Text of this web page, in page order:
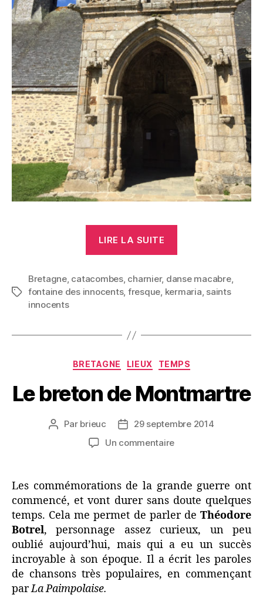
LIRE LA SUITE
Étiquettes
Bretagne, catacombes, charnier, danse macabre,
fontaine des innocents, fresque, kermaria, saints
innocents
Catégories
BRETAGNE LIEUX TEMPS
Le breton de Montmartre
Auteur
Par brieuc
Date29 septembre 2014
Un commentairesur
de
Montmartre
Les commémorations de la grande guerre ont
commencé, et vont durer sans doute quelques
temps. Cela me permet de parler de Théodore
Botrel, personnage assez curieux, un peu
oublié aujourd’hui, mais qui a eu un succès
incroyable à son époque. Il a écrit les paroles
de chansons très populaires, en commençant
parLa Paimpolaise.